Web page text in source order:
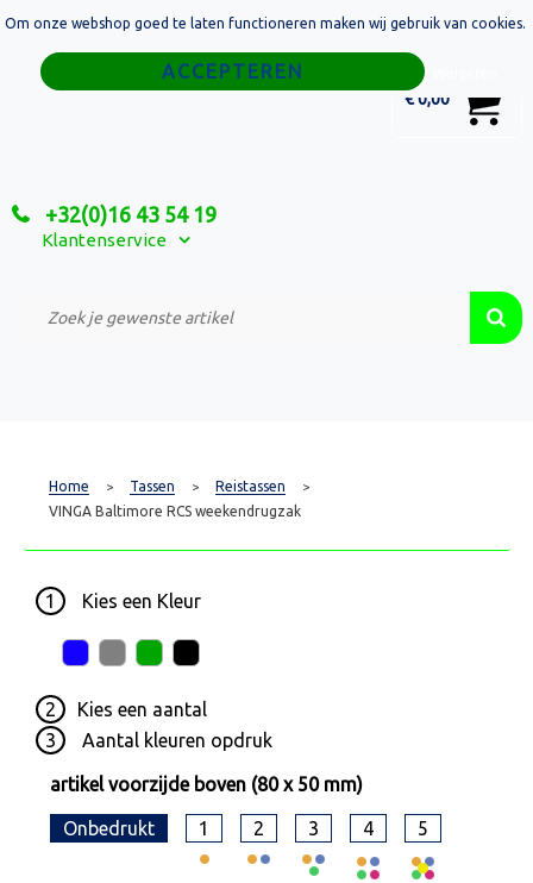
€ 0,00
+32(0)16 43 54 19
Klantenservice
Home
Relatiegeschenken
Custom Made Projecten
Home > Tassen > Reistassen >
VINGA Baltimore RCS weekendrugzak
1 Kies een Kleur
2 Kies een aantal
3
Aantal kleuren opdruk
artikel voorzijde boven (80 x 50 mm)
Onbedrukt 1 2 3 4 5
Om onze webshop goed te laten functioneren maken wij gebruik van cookies.